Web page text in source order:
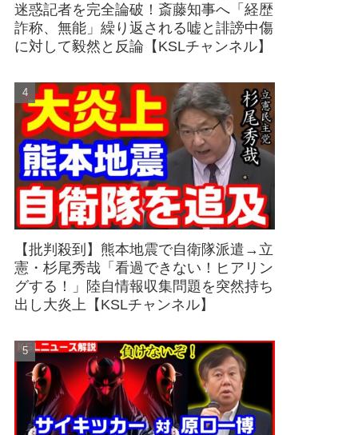
迷惑記者を完全論破！斎藤知事へ「経歴
詐称、無能」繰り返される嘘と誹謗中傷
に対して毅然と反論【KSLチャンネル】
【批判殺到】熊本地震で自衛隊派遣→立
憲・杉尾秀哉「看過できない！ヒアリン
グする！」陸自情報収集問題を突然持ち
出し大炎上【KSLチャンネル】